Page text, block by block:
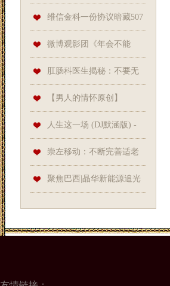
戏
搞错了
配框架专利，避免人工搬运节
拍浪费
维信金科一份协议暗藏507
份“子合同”, 贷款用途竟可“随
机”默认
微博观影团《年会不能
停！》北京首映免费抢票
肛肠科医生揭秘：不要无
脑乱吃减肥益生菌
【男人的情怀原创】
【flash音画欣赏18】转轴音画
——江南情
人生这一场 (DJ默涵版) -
红蔷薇//Lrc同步歌词音乐
崇左移动：不断完善适老
化信息服务助力弥合数字鸿沟
聚焦巴西|晶华新能源追光